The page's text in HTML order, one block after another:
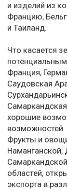
и изделий из
Францию,
и Таиланд.
Что касается
Франция,
Саудовская
хорошие
возможностей.
Фрукты и
областей,
экспорта в